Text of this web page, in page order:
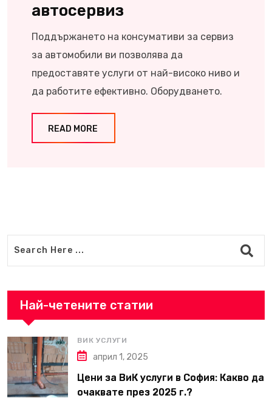
автосервиз
Поддържането на консумативи за сервиз
за автомобили ви позволява да
предоставяте услуги от най-високо ниво и
да работите ефективно. Оборудването.
READ MORE
Най-четените статии
ВИК УСЛУГИ
април 1, 2025
Цени за ВиК услуги в София: Какво да
очаквате през 2025 г.?